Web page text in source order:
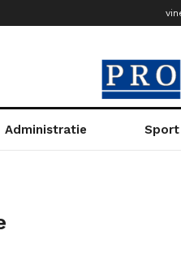
Administratie Sport